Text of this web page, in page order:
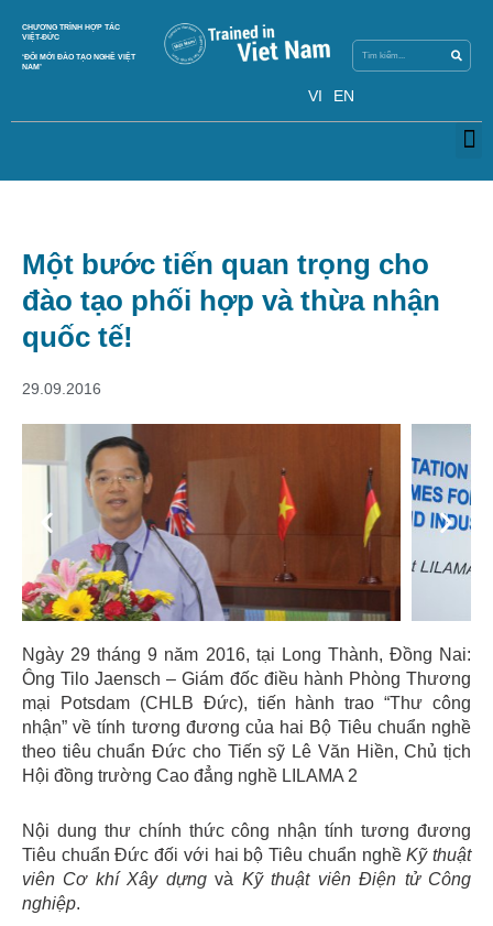
CHƯƠNG TRÌNH HỢP TÁC
VIỆT-ĐỨC
‘ĐỔI MỚI ĐÀO TẠO NGHỀ VIỆT
NAM’
VI EN
Một bước tiến quan trọng cho
đào tạo phối hợp và thừa nhận
quốc tế!
29.09.2016
Previous Next
Ngày 29 tháng 9 năm 2016, tại Long Thành, Đồng Nai:
Ông Tilo Jaensch – Giám đốc điều hành Phòng Thương
mại Potsdam (CHLB Đức), tiến hành trao “Thư công
nhận” về tính tương đương của hai Bộ Tiêu chuẩn nghề
theo tiêu chuẩn Đức cho Tiến sỹ Lê Văn Hiền, Chủ tịch
Hội đồng trường Cao đẳng nghề LILAMA 2
Nội dung thư chính thức công nhận tính tương đương
Tiêu chuẩn Đức đối với hai bộ Tiêu chuẩn nghềKỹ thuật
viên Cơ khí Xây dựngvà Kỹ thuật viên Điện tử Công
nghiệp.